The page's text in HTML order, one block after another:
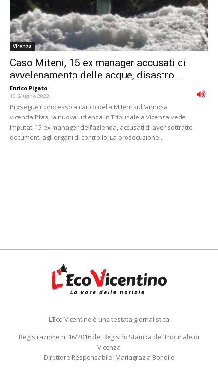
Vicenza
Caso Miteni, 15 ex manager accusati di
avvelenamento delle acque, disastro...
Enrico Pigato -
10 Giugno 2022
Prosegue il processo a carico della Miteni sull'annosa
vicenda Pfas, la nuova udienza in Tribunale a Vicenza vede
imputati 15 ex manager dell'azienda, accusati di aver sottratto
documenti agli organi di controllo. La prosecuzione...
L’Eco Vicentino è una testata giornalistica
Registrazione n. 16/2016 del Registro Stampa del Tribunale di
Vicenza
Direttore Responsabile: Mariagrazia Bonollo